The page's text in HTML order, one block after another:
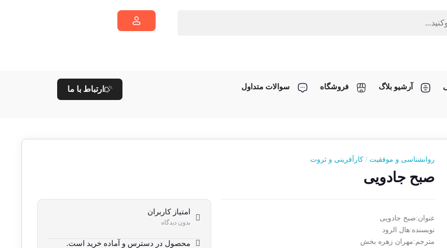
آرشیو بلاگ فروشگاه سوالات متداول ارتباط با ما
روانشناسی و موفقیت /کارآفرینی و ثروت
صبح جادویی
عنوان:صبح جادویی
نویسنده:هال الرود
مترجم:مهران زهره بخش
امتیاز کاربران
بدون دیدگاه
محصول در دسترس و آماده خرید است.